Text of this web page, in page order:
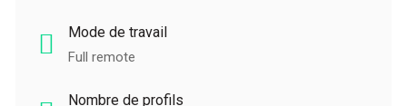
Mode de travail
Full remote
Nombre de profils